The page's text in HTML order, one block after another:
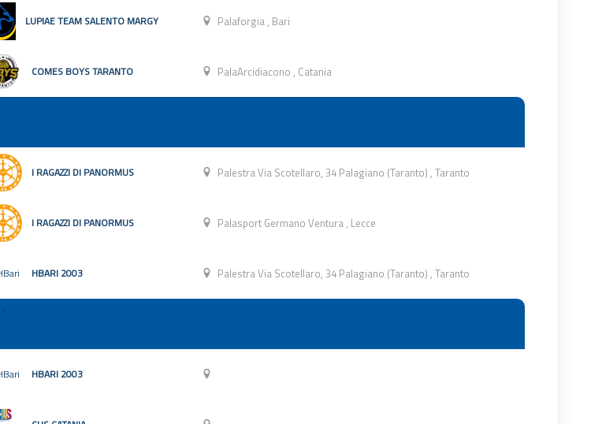
LUPIAE TEAM SALENTO MARGY Palaforgia, Bari
COMES BOYS TARANTO PalaArcidiacono, Catania
I RAGAZZI DI PANORMUS Palestra Via Scotellaro, 34 Palagiano (Taranto),Taranto
I RAGAZZI DI PANORMUS Palasport Germano Ventura, Lecce
HBARI 2003 Palestra Via Scotellaro, 34 Palagiano (Taranto),Taranto
HBARI 2003